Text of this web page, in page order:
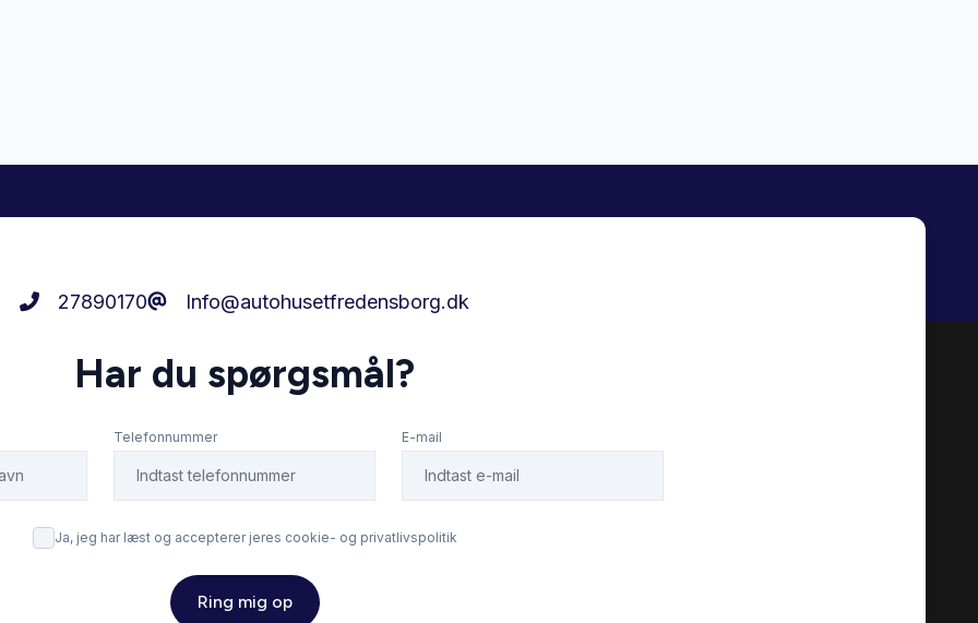
27890170 Info@autohusetfredensborg.dk
Har du spørgsmål?
Telefonnummer E-mail
Ja, jeg har læst og accepterer jeres cookie- og privatlivspolitik
Ring mig op